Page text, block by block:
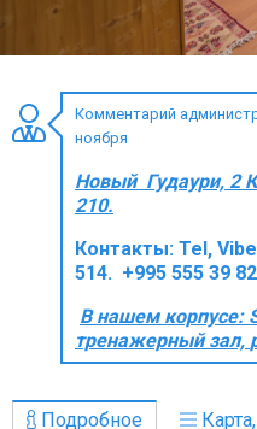
Комментарий
ноября
Новый Гудаури, 2
210.
Контакты: Tel,
514. +995 555 39
В нашем корпусе:
тренажерный зал,
Подробное
ПРОЖИВАНИЕ
Квартиры
Отели
% Горячие
Долгосрочная